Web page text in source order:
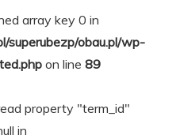
array key 0 in
superubezp/obau.pl/wp-
on line 89
property "term_id"
in